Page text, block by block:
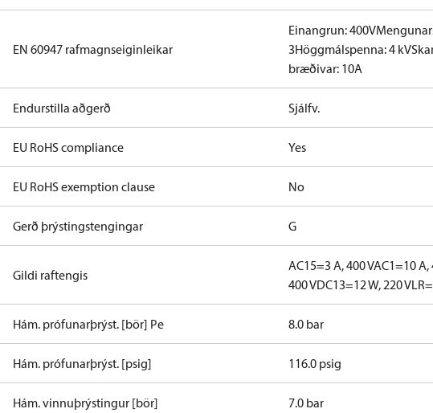
EN 60947 rafmagnseiginleikar
Einangrun: 400V
3Höggmálspenna: 4 kV
bræðivar: 10A
Endurstilla aðgerð Sjálfv.
EU RoHS compliance Yes
EU RoHS exemption clause No
Gerð þrýstingstengingar G
Gildi raftengis
AC15=3 A, 400 VAC1=10 A,
400 VDC13=12 W, 220 V
Hám. prófunarþrýst. [bör] Pe 8.0 bar
Hám. prófunarþrýst. [psig] 116.0 psig
Hám. vinnuþrýstingur [bör] 7.0 bar